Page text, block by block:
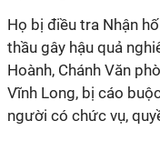
Họ bị điều tra Nhận
thầu gây hậu quả
Hoành, Chánh Văn
Vĩnh Long, bị cáo
người có chức vụ,